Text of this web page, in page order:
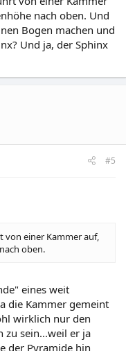
nach oben. Und
Bogen machen und
Und ja, der Sphinx
#5
einer Kammer auf,
oben.
eines weit
die Kammer gemeint
wirklich nur den
zu sein...weil er ja
der Pyramide hin